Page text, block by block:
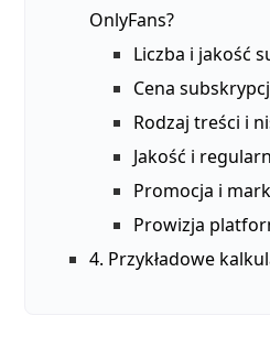
OnlyFans?
Liczba i jakość
Cena
Rodzaj treści i
Jakość i
Promocja i
Prowizja
4. Przykładowe